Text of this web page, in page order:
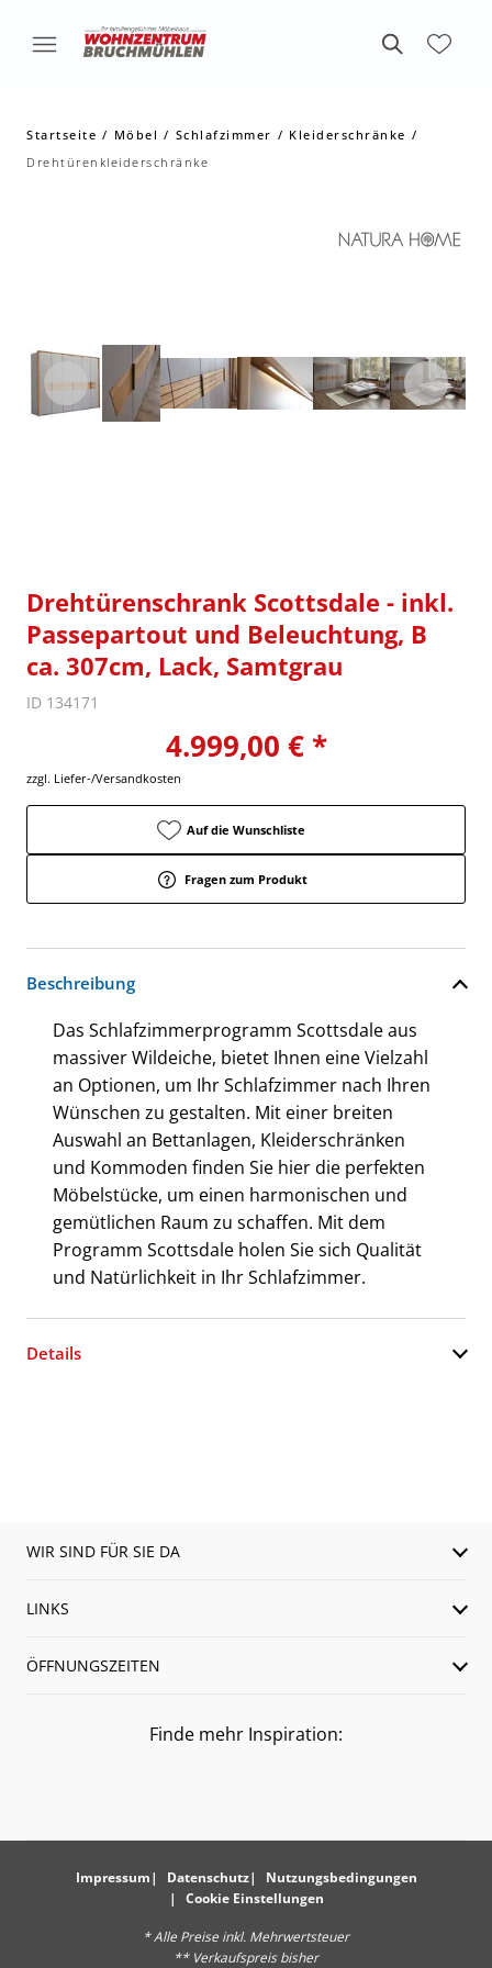
Startseite Möbel Schlafzimmer
Kleiderschränke
Drehtürenkleiderschränke
Drehtürenschrank Scottsdale - inkl.
Passepartout und Beleuchtung, B
ca. 307cm, Lack, Samtgrau
ID 134171
4.999,00 € *
zzgl. Liefer-/Versandkosten
Auf die Wunschliste
Fragen zum Produkt
Beschreibung
Das Schlafzimmerprogramm Scottsdale aus
massiver Wildeiche, bietet Ihnen eine Vielzahl
an Optionen, um Ihr Schlafzimmer nach Ihren
Wünschen zu gestalten. Mit einer breiten
Auswahl an Bettanlagen, Kleiderschränken
und Kommoden finden Sie hier die perfekten
Möbelstücke, um einen harmonischen und
gemütlichen Raum zu schaffen. Mit dem
Programm Scottsdale holen Sie sich Qualität
und Natürlichkeit in Ihr Schlafzimmer.
Details
WIR SIND FÜR SIE DA
LINKS
ÖFFNUNGSZEITEN
Finde mehr Inspiration:
Impressum Datenschutz
Nutzungsbedingungen
Cookie Einstellungen
* Alle Preise inkl. Mehrwertsteuer
** Verkaufspreis bisher